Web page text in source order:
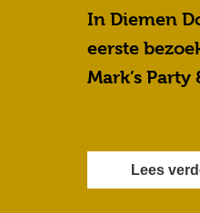
In Diemen
eerste
Mark’s
Lees